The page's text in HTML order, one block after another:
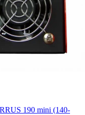
190 mini (140-